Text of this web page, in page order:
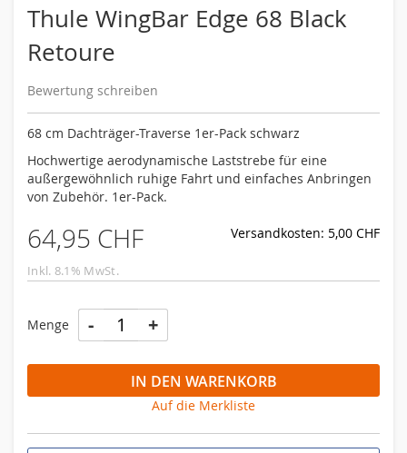
Skip
to
the
beginning
of
the
images
gallery
Thule WingBar Edge 68 Black
Retoure
Bewertung schreiben
68 cm Dachträger-Traverse 1er-Pack schwarz
Hochwertige aerodynamische Laststrebe für eine
außergewöhnlich ruhige Fahrt und einfaches Anbringen
von Zubehör. 1er-Pack.
64,95 CHF Versandkosten: 5,00 CHF
Inkl. 8.1% MwSt.
Menge - +
IN DEN WARENKORB
Auf die Merkliste